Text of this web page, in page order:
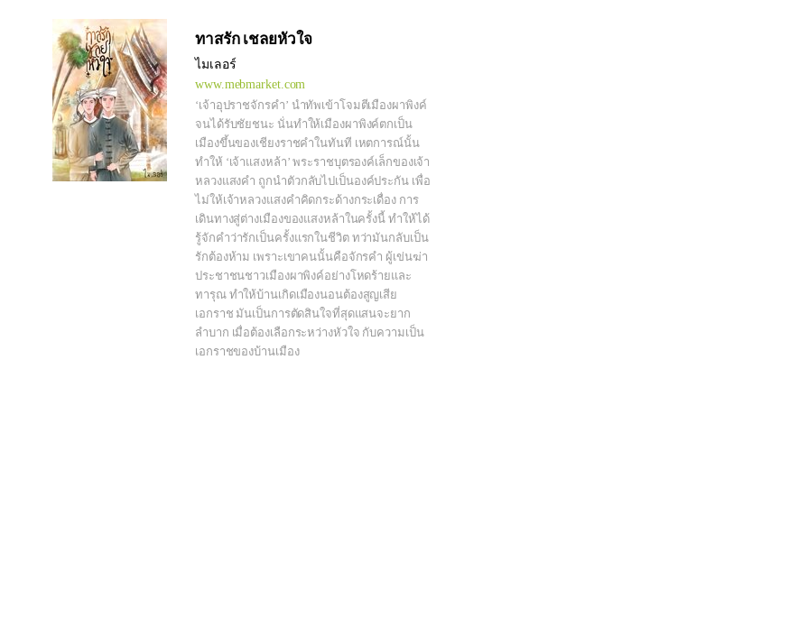
ทาสรัก เชลยหัวใจ
ไมเลอร์
www.mebmarket.com
‘เจ้าอุปราชจักรคำ’ นำทัพเข้าโจมตีเมืองผาพิงค์
จนได้รับชัยชนะ นั่นทำให้เมืองผาพิงค์ตกเป็น
เมืองขึ้นของเชียงราชคำในทันที เหตการณ์นั้น
ทำให้ ‘เจ้าแสงหล้า’ พระราชบุตรองค์เล็กของเจ้า
หลวงแสงคำ ถูกนำตัวกลับไปเป็นองค์ประกัน เพื่อ
ไม่ให้เจ้าหลวงแสงคำคิดกระด้างกระเดื่อง การ
เดินทางสู่ต่างเมืองของแสงหล้าในครั้งนี้ ทำให้ได้
รู้จักคำว่ารักเป็นครั้งแรกในชีวิต ทว่ามันกลับเป็น
รักต้องห้าม เพราะเขาคนนั้นคือจักรคำ ผู้เข่นฆ่า
ประชาชนชาวเมืองผาพิงค์อย่างโหดร้ายและ
ทารุณ ทำให้บ้านเกิดเมืองนอนต้องสูญเสีย
เอกราช มันเป็นการตัดสินใจที่สุดแสนจะยาก
ลำบาก เมื่อต้องเลือกระหว่างหัวใจ กับความเป็น
เอกราชของบ้านเมือง